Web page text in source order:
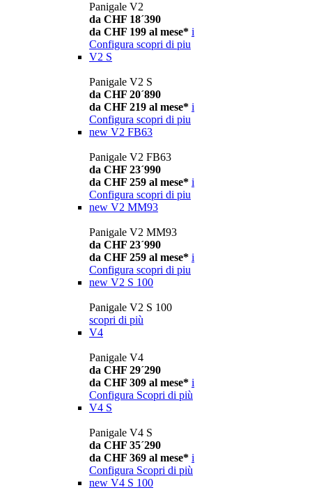
Panigale V2
da CHF 18´390
da CHF 199 al mese* i
Configura scopri di piu
V2 S
Panigale V2 S
da CHF 20´890
da CHF 219 al mese* i
Configura scopri di piu
new V2 FB63
Panigale V2 FB63
da CHF 23´990
da CHF 259 al mese* i
Configura scopri di piu
new V2 MM93
Panigale V2 MM93
da CHF 23´990
da CHF 259 al mese* i
Configura scopri di piu
new V2 S 100
Panigale V2 S 100
scopri di più
V4
Panigale V4
da CHF 29´290
da CHF 309 al mese* i
Configura Scopri di più
V4 S
Panigale V4 S
da CHF 35´290
da CHF 369 al mese* i
Configura Scopri di più
new V4 S 100